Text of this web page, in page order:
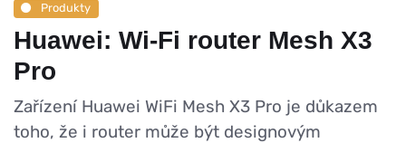
Produkty
Huawei: Wi-Fi router Mesh X3
Pro
Zařízení Huawei WiFi Mesh X3 Pro je důkazem
toho, že i router může být designovým